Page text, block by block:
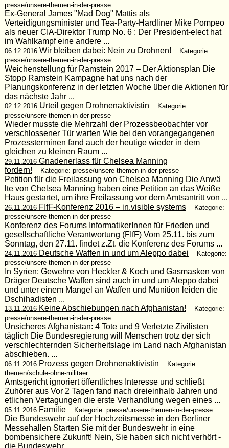
presse/unsere-themen-in-der-presse
Ex-General James "Mad Dog" Mattis als
Verteidigungsminister und Tea-Party-Hardliner Mike Pompeo
als neuer CIA-Direktor Trump No. 6 : Der President-elect hat
im Wahlkampf eine andere ...
06.12.2016Wir bleiben dabei: Nein zu Drohnen!
Kategorie:
presse/unsere-themen-in-der-presse
Weichenstellung für Ramstein 2017 – Der Aktionsplan Die
Stopp Ramstein Kampagne hat uns nach der
Planungskonferenz in der letzten Woche über die Aktionen für
das nächste Jahr ...
02.12.2016Urteil gegen Drohnenaktivistin
Kategorie:
presse/unsere-themen-in-der-presse
Wieder musste die Mehrzahl der Prozessbeobachter vor
verschlossener Tür warten Wie bei den vorangegangenen
Prozessterminen fand auch der heutige wieder in dem
gleichen zu kleinen Raum ...
29.11.2016Gnadenerlass für Chelsea Manning
fordern!
Kategorie: presse/unsere-themen-in-der-presse
Petition für die Freilassung von Chelsea Manning Die Anwä
lte von Chelsea Manning haben eine Petition an das Weiße
Haus gestartet, um ihre Freilassung vor dem Amtsantritt von ...
26.11.2016FIfF-Konferenz 2016 – in.visible systems
Kategorie:
presse/unsere-themen-in-der-presse
Konferenz des Forums InformatikerInnen für Frieden und
gesellschaftliche Verantwortung (FIfF) Vom 25.11. bis zum
Sonntag, den 27.11. findet z.Zt. die Konferenz des Forums ...
24.11.2016Deutsche Waffen in und um Aleppo dabei
Kategorie:
presse/unsere-themen-in-der-presse
In Syrien: Gewehre von Heckler & Koch und Gasmasken von
Dräger Deutsche Waffen sind auch in und um Aleppo dabei
und unter einem Mangel an Waffen und Munition leiden die
Dschihadisten ...
13.11.2016Keine Abschiebungen nach Afghanistan!
Kategorie:
presse/unsere-themen-in-der-presse
Unsicheres Afghanistan: 4 Tote und 9 Verletzte Zivilisten
täglich Die Bundesregierung will Menschen trotz der sich
verschlechternden Sicherheitslage im Land nach Afghanistan
abschieben. ...
06.11.2016Prozess gegen Drohnenaktivistin
Kategorie:
themen/schule-ohne-militaer
Amtsgericht ignoriert öffentliches Interesse und schließt
Zuhörer aus Vor 2 Tagen fand nach dreieinhalb Jahren und
etlichen Vertagungen die erste Verhandlung wegen eines ...
05.11.2016Familie Kategorie: presse/unsere-themen-in-der-presse
Die Bundeswehr auf der Hochzeitsmesse in den Berliner
Messehallen Starten Sie mit der Bundeswehr in eine
bombensichere Zukunft! Nein, Sie haben sich nicht verhört -
die Bundeswehr ...